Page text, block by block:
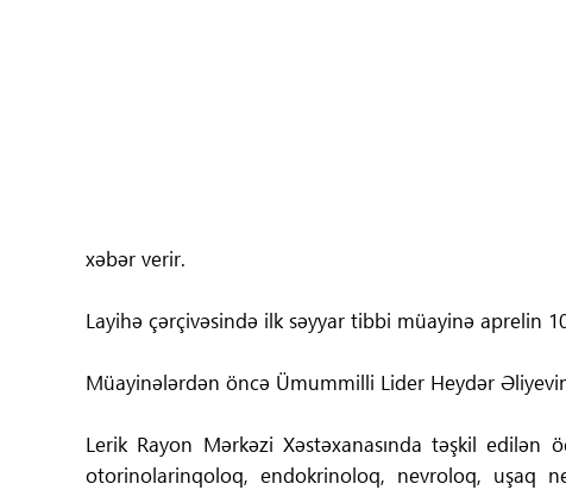
xəbər verir.
Layihə çərçivəsində ilk səyyar tibbi müayinə aprelin
Müayinələrdən öncə Ümummilli Lider Heydər
Lerik Rayon Mərkəzi Xəstəxanasında təşkil edilən
otorinolarinqoloq, endokrinoloq, nevroloq, uşaq